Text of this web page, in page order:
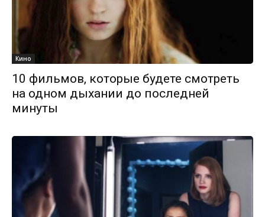
Кино
10 фильмов, которые будете смотреть
на одном дыхании до последней
минуты